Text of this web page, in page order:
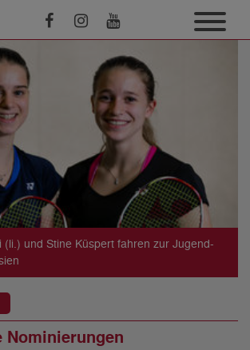
(li.) und Stine Küspert fahren zur Jugend-
Nominierungen